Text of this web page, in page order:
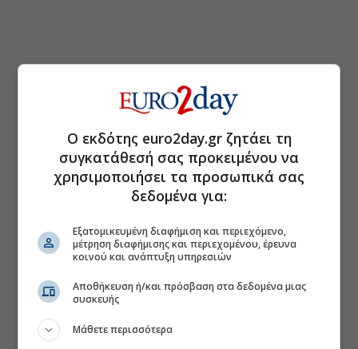
Ο εκδότης euro2day.gr ζητάει τη
συγκατάθεσή σας προκειμένου να
χρησιμοποιήσει τα προσωπικά σας
δεδομένα για:
Εξατομικευμένη διαφήμιση και περιεχόμενο,
μέτρηση διαφήμισης και περιεχομένου, έρευνα
κοινού και ανάπτυξη υπηρεσιών
Αποθήκευση ή/και πρόσβαση στα δεδομένα μιας
συσκευής
Μάθετε περισσότερα